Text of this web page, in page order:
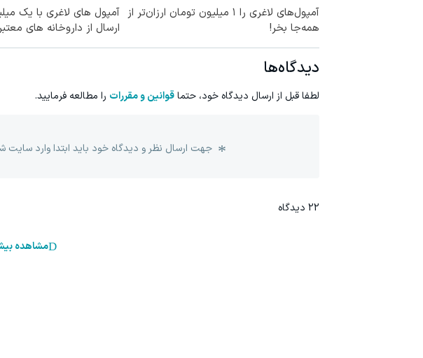
آمپول‌های لاغری را ۱ میلیون تومان ارزان‌تر از
همه‌جا بخر!
آمپول های لاغری با یک
ارسال از داروخانه های
دیدگاه‌ها
لطفا قبل از ارسال دیدگاه خود، حتماقوانین و مقررات را مطالعه فرمایید.
جهت ارسال نظر و دیدگاه خود باید ابتدا وارد
22 دیدگاه
مشاهده